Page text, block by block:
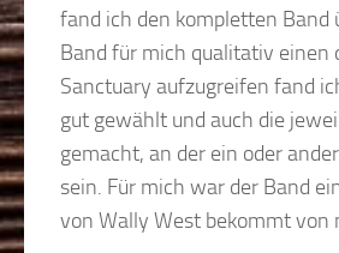
fand ich den kompletten Band
Band für mich qualitativ einen
Sanctuary aufzugreifen fand
gut gewählt und auch die
gemacht, an der ein oder
sein. Für mich war der Band
von Wally West bekommt von